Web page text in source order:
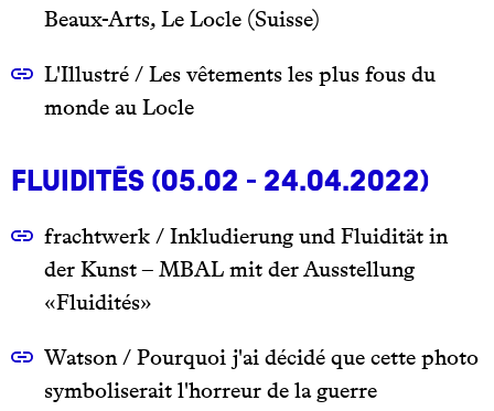
Beaux-Arts, Le Locle (Suisse)
L'Illustré / Les vêtements les plus fous du
monde au Locle
Fluidités (05.02 - 24.04.2022)
frachtwerk / Inkludierung und Fluidität in
der Kunst – MBAL mit der Ausstellung
«Fluidités»
Watson / Pourquoi j'ai décidé que cette photo
symboliserait l'horreur de la guerre